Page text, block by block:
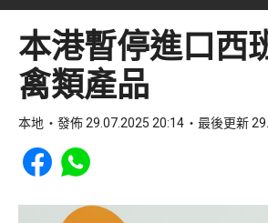
本港暫停進口西
禽類產品
本地 發佈 29.07.2025 20:14 最後更新
Share to Facebook
Share to WhatsApp